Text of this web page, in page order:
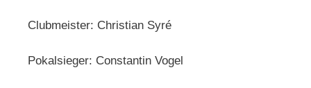
Clubmeister: Christian Syré
Pokalsieger: Constantin Vogel